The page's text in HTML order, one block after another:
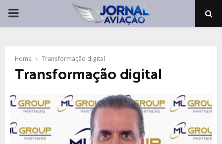
PRIMARY
Home Transformação digital
Transformação digital